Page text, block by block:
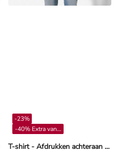
T-shirt - Afdrukken achteraan - wit
-23%
-40% Extra vanaf 4**